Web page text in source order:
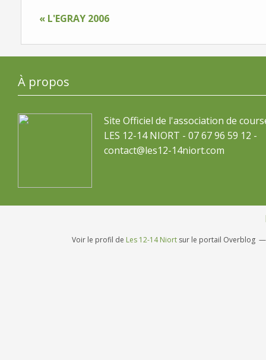
« L'EGRAY 2006
À propos
Site Officiel de l'association de
LES 12-14 NIORT - 07 67 96 59 12 -
contact@les12-14niort.com
Voir le profil de Les 12-14 Niort sur le portail Overblog